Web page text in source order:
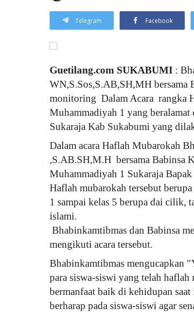
Telegram Facebook
Guetilang.com SUKABUMI :
WN,S.Sos,S.AB,SH,MH bersama
monitoring Dalam Acara rangka
Muhammadiyah 1 yang
Sukaraja Kab Sukabumi yang
Dalam acara Haflah Mubarokah
,S.AB.SH,M.H bersama Babinsa
Muhammadiyah 1 Sukaraja
Haflah mubarokah tersebut
1 sampai kelas 5 berupa dai cilik,
islami.
Bhabinkamtibmas dan Babinsa
mengikuti acara tersebut.
Bhabinkamtibmas mengucapkan
para siswa-siswi yang telah
bermanfaat baik di kehidupan
berharap pada siswa-siswi agar